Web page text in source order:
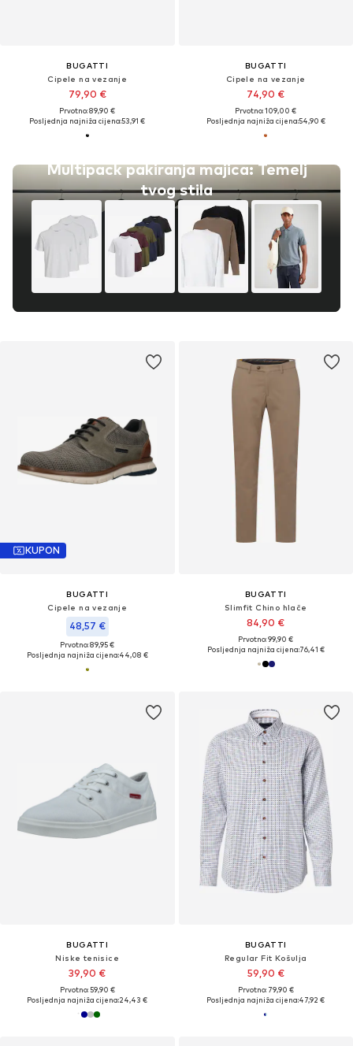
BUGATTI
Cipele na vezanje
79,90 €
Prvotno: 89,90 €
Posljednja najniža cijena:53,91 €
BUGATTI
Cipele na vezanje
74,90 €
Prvotno: 109,00 €
Posljednja najniža cijena:54,90 €
Multipack pakiranja majica: Temelj
tvog stila
KUPON
BUGATTI
Cipele na vezanje
48,57 €
Prvotno: 89,95 €
Posljednja najniža cijena:44,08 €
BUGATTI
Slimfit Chino hlače
84,90 €
Prvotno: 99,90 €
Posljednja najniža cijena:76,41 €
BUGATTI
Niske tenisice
39,90 €
Prvotno: 59,90 €
Posljednja najniža cijena:24,43 €
BUGATTI
Regular Fit Košulja
59,90 €
Prvotno: 79,90 €
Posljednja najniža cijena:47,92 €